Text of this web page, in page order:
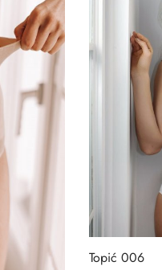
Topić 006